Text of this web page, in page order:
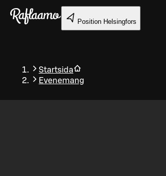
Gå till huvudinnehållet
Position Helsingfors
Startsida
Evenemang
Tillbaka